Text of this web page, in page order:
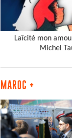
Laïcité mon
Michel
MAROC +